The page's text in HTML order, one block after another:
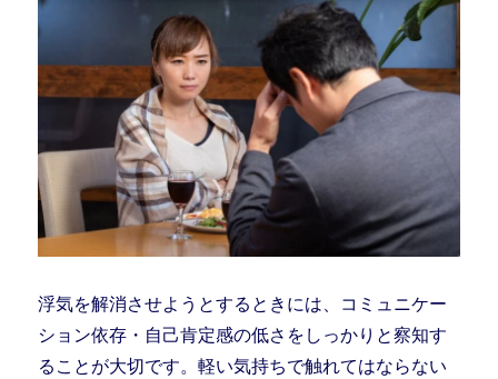
浮気を解消させようとするときには、コミュニケー
ション依存・自己肯定感の低さをしっかりと察知す
ることが大切です。軽い気持ちで触れてはならない